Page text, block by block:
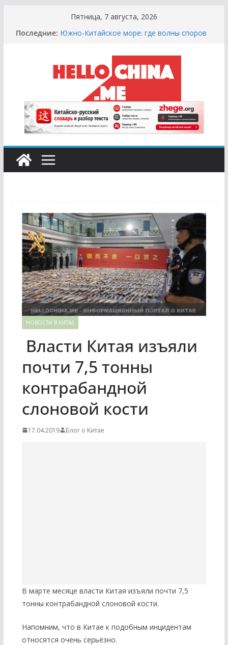
содержимому
Пятница, 7 августа, 2026
Последние: Южно-Китайское море: где волны споров
Сырная Лихорадка: Как Найти Настоящий
Сыр в Китае и не Купить «Пластиковый»
Аналог
Охота за Черным Хлебом: Путеводитель
по Русским и Европейским Пекарням в
Китае
Молочный Кризис: Почему в Китае не
Найти Творог, Сметану и Кефир (и Где
Искать Спасение?)
Счастливые Числа и Продукты-Табу:
НОВОСТИ В КИТАЕ
Власти Китая изъяли
почти 7,5 тонны
контрабандной
слоновой кости
17.04.2019 Блог о Китае
В марте месяце власти Китая изъяли почти 7,5
тонны контрабандной слоновой кости.
Напомним, что в Китае к подобным инцидентам
относятся очень серьёзно.